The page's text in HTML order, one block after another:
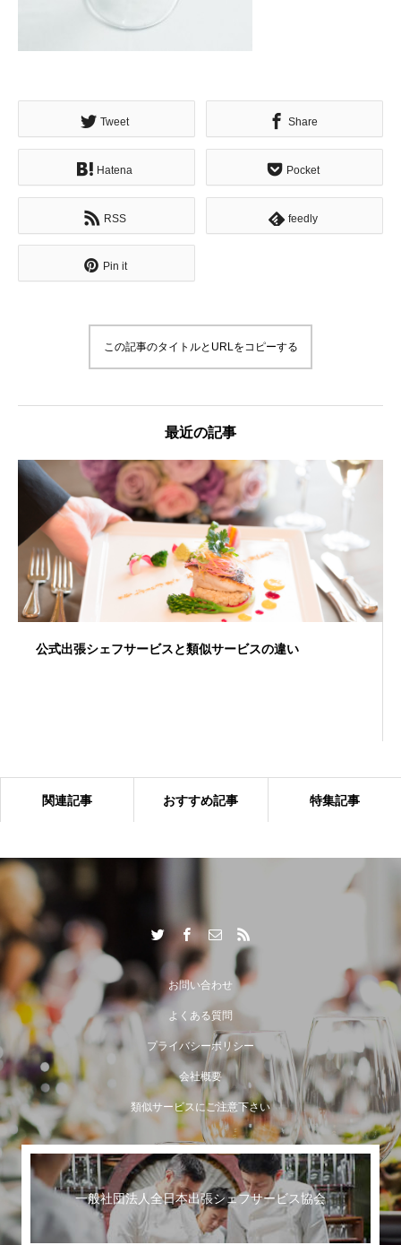
Tweet Share
Hatena Pocket
RSS feedly
Pin it
この記事のタイトルとURLをコピーする
最近の記事
公式出張シェフサービスと類似サービスの違い
出張シェフサービスならではの付加価値とは？
世界に誇る日本のおもてなし
関連記事 おすすめ記事 特集記事
お問い合わせ
よくある質問
プライバシーポリシー
会社概要
類似サービスにご注意下さい
一般社団法人全日本出張シェフサービス協会